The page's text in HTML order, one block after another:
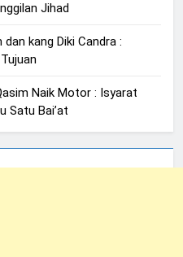
Jihad
kang Diki Candra :
Naik Motor : Isyarat
Satu Bai’at